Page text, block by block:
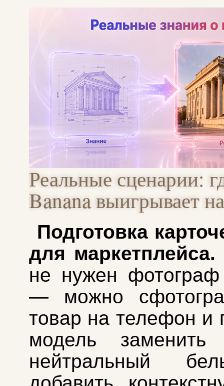
Реальные сценарии:
Banana выигрывает
Подготовка
для маркетплейса.
не нужен
— можно
товар на телефон и
модель
нейтральный